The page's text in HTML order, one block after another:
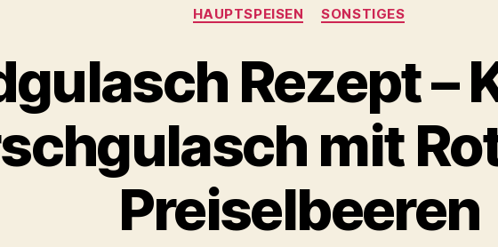
Kategorien
HAUPTSPEISEN SONSTIGES
Rezept –
mit
Preiselbeeren